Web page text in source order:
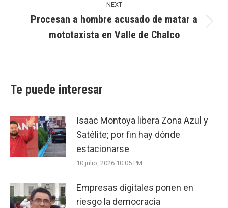
NEXT
post:
Procesan a hombre acusado de matar a
mototaxista en Valle de Chalco
Te puede interesar
Isaac Montoya libera Zona Azul y
Satélite; por fin hay dónde
estacionarse
10 julio, 2026 10:05 PM
Empresas digitales ponen en
riesgo la democracia